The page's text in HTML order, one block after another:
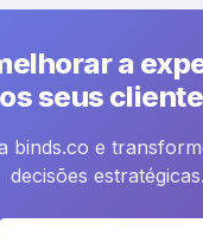
a
seus
binds.co e
decisões estratégicas.